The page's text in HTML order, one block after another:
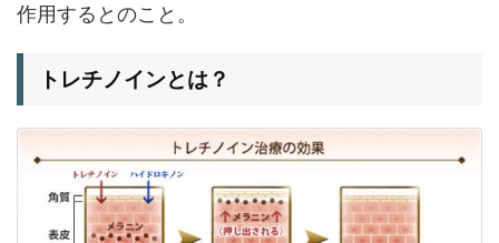
作用するとのこと。
トレチノインとは？